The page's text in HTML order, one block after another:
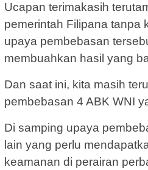
Ucapan terimakasih
pemerintah Filipana tanpa
upaya pembebasan
membuahkan hasil yang
Dan saat ini, kita masih
pembebasan 4 ABK WNI
Di samping upaya
lain yang perlu
keamanan di perairan